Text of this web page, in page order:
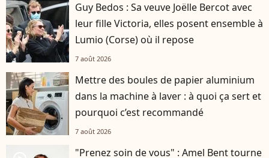
Guy Bedos : Sa veuve Joëlle Bercot avec
leur fille Victoria, elles posent ensemble à
Lumio (Corse) où il repose
7 août 2026
Mettre des boules de papier aluminium
dans la machine à laver : à quoi ça sert et
pourquoi c’est recommandé
7 août 2026
"Prenez soin de vous" : Amel Bent tourne